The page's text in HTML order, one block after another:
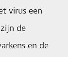
virus een
de
en de